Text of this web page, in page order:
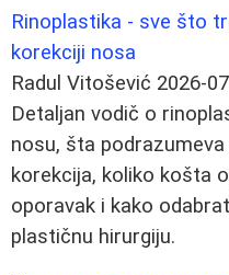
Rinoplastika - sve što
korekciji nosa
Radul Vitošević 2026-
Detaljan vodič o
nosu, šta
korekcija, koliko košta
oporavak i kako
plastičnu hirurgiju.